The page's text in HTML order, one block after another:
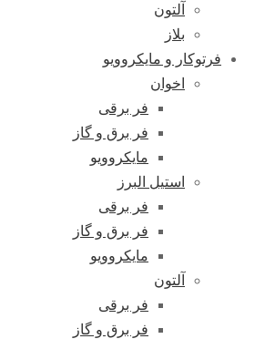
آلتون
بلاز
فرتوکار و مایکروویو
اخوان
فر برقی
فر برق و گاز
مایکروویو
استیل البرز
فر برقی
فر برق و گاز
مایکروویو
آلتون
فر برقی
فر برق و گاز